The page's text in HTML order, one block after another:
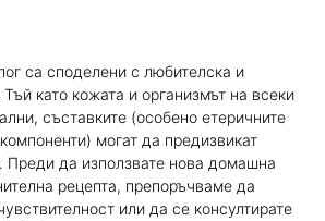
са споделени с любителска и
като кожата и организмът на всеки
съставките (особено етеричните
могат да предизвикат
Преди да използвате нова домашна
рецепта, препоръчваме да
или да се консултирате